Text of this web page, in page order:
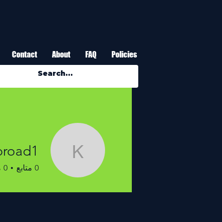
Contact About FAQ Policies
0 متابع 0